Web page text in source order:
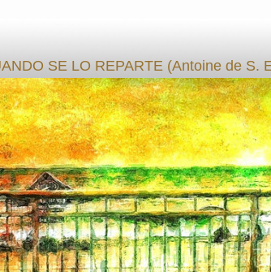
SE LO REPARTE (Antoine de S.